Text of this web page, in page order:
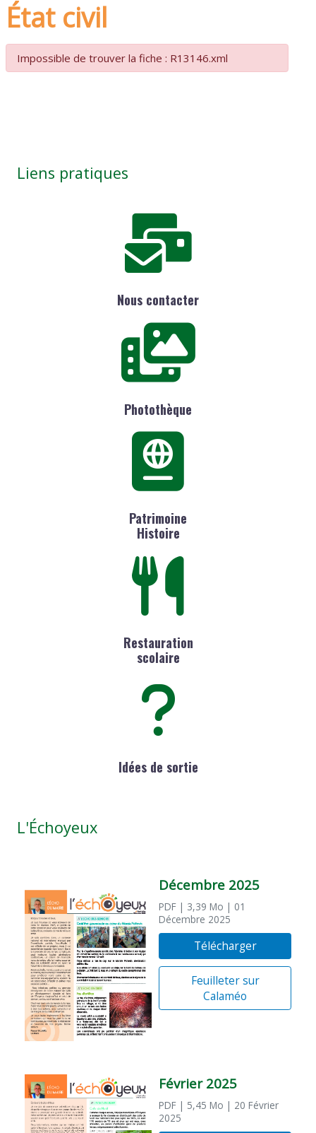
État civil
Impossible de trouver la fiche : R13146.xml
Liens pratiques
Nous contacter
Photothèque
Patrimoine
Histoire
Restauration
scolaire
Idées de sortie
L'Échoyeux
Décembre 2025
PDF | 3,39 Mo | 01
Décembre 2025
Télécharger
Feuilleter sur
Calaméo
Février 2025
PDF | 5,45 Mo | 20 Février
2025